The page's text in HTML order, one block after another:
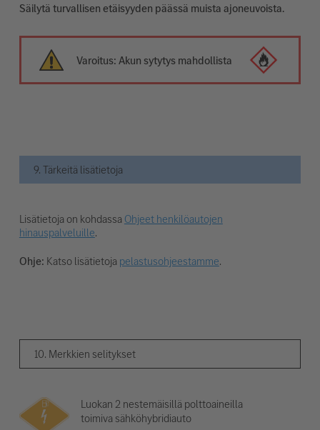
Säilytä turvallisen etäisyyden päässä muista ajoneuvoista.
Varoitus: Akun sytytys mahdollista
9. Tärkeitä lisätietoja
Lisätietoja on kohdassaOhjeet henkilöautojen
hinauspalveluille.
Ohje: Katso lisätietojapelastusohjeestamme.
10. Merkkien selitykset
Luokan 2 nestemäisillä polttoaineilla
toimiva sähköhybridiauto